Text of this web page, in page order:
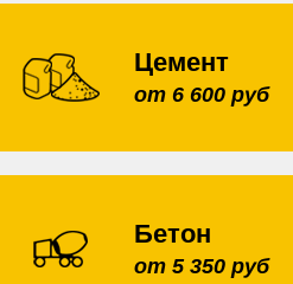
Цемент
от 6 600 руб
Бетон
от 5 350 руб